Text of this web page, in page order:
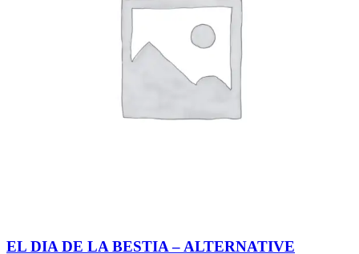
EL DIA DE LA BESTIA – ALTERNATIVE